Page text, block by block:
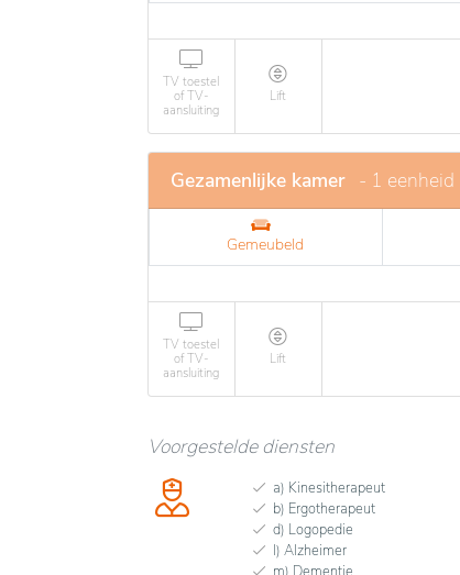
TV toestel
of TV-
aansluiting
Lift
Gezamenlijke kamer - 1 eenheid
Gemeubeld
TV toestel
of TV-
aansluiting
Lift
Voorgestelde diensten
a) Kinesitherapeut
b) Ergotherapeut
d) Logopedie
l) Alzheimer